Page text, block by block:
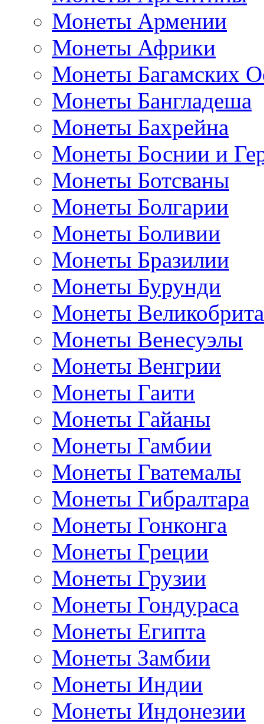
Монеты Армении
Монеты Африки
Монеты Багамских
Монеты Бангладеша
Монеты Бахрейна
Монеты Боснии и
Монеты Ботсваны
Монеты Болгарии
Монеты Боливии
Монеты Бразилии
Монеты Бурунди
Монеты
Монеты Венесуэлы
Монеты Венгрии
Монеты Гаити
Монеты Гайаны
Монеты Гамбии
Монеты Гватемалы
Монеты Гибралтара
Монеты Гонконга
Монеты Греции
Монеты Грузии
Монеты Гондураса
Монеты Египта
Монеты Замбии
Монеты Индии
Монеты Индонезии